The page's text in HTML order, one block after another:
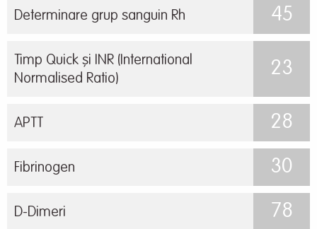
Determinare grup sanguin Rh 45
Timp Quick și INR (International
Normalised Ratio)
23
APTT 28
Fibrinogen 30
D-Dimeri 78